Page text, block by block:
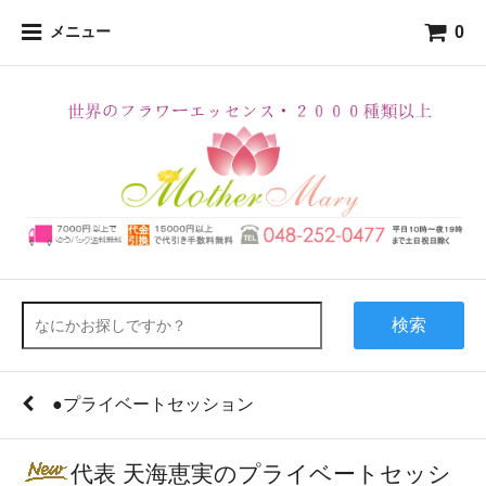
メニュー 0
検索
●プライベートセッション
代表 天海恵実のプライベートセッシ